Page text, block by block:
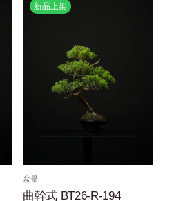
新品上架
盆景
曲幹式 BT26-R-194